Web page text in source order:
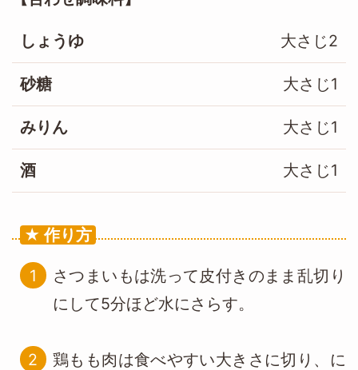
しょうゆ 大さじ2
砂糖 大さじ1
みりん 大さじ1
酒 大さじ1
作り方
さつまいもは洗って皮付きのまま乱切り
にして5分ほど水にさらす。
鶏もも肉は食べやすい大きさに切り、に